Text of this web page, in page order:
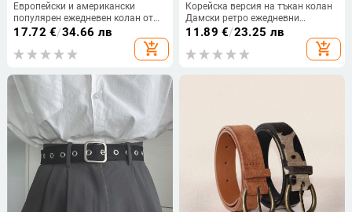
Европейски и американски
популярен ежедневен колан от
телешка кожа, моден
инструментален дизайн с кух
двуслоен дамски колан от
17.72 €/34.66 лв
add_shopping_cart
Корейска версия на тъкан колан
Дамски ретро ежедневни
универсални индивидуални
памучен лен възел талия въже на
11.89 €/23.25 лв
add_shopping_cart